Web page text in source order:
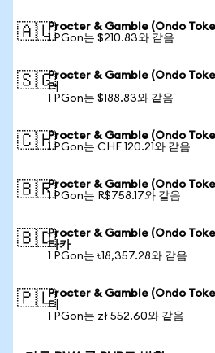
🇦🇺Procter & Gamble (Ondo
1 PGon는 $210.83와 같음
🇸🇬Procter & Gamble (Ondo
러
1 PGon는 $188.83와 같음
🇨🇭Procter & Gamble (Ondo
1 PGon는 CHF 120.21와 같음
🇧🇷Procter & Gamble (Ondo
1 PGon는 R$758.17와 같음
🇧🇩Procter & Gamble (Ondo
타카
1 PGon는 ৳18,357.28와 같음
🇵🇱Procter & Gamble (Ondo
티
1 PGon는 zł 552.60와 같음